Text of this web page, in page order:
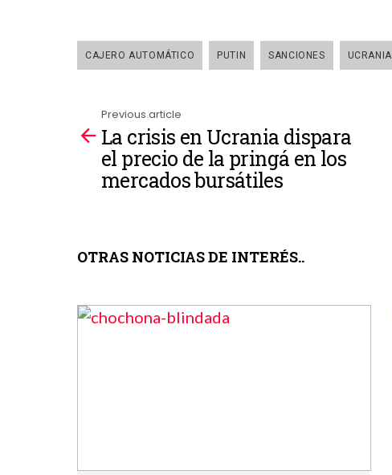
CAJERO AUTOMÁTICO PUTIN SANCIONES UCRANIA
See
more
Previous article
La crisis en Ucrania dispara
el precio de la pringá en los
mercados bursátiles
OTRAS NOTICIAS DE INTERÉS..